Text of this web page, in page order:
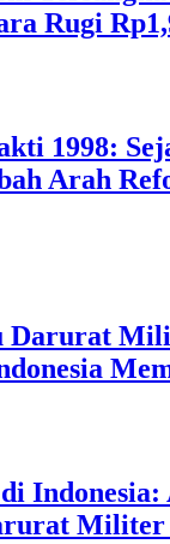
Rugi
1998:
Arah
Darurat
Indonesia:
Militer